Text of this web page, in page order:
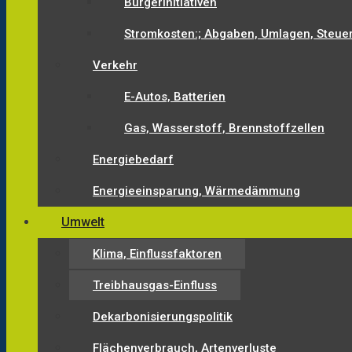
Stromkosten:; Abgaben, Umlagen,
Verkehr
E-Autos, Batterien
Gas, Wasserstoff, Brennstoffzellen
Energiebedarf
Energieeinsparung, Wärmedämmung
Umwelt
Klima, Einflussfaktoren
Treibhausgas-Einfluss
Dekarbonisierungspolitik
Flächenverbrauch, Artenverluste